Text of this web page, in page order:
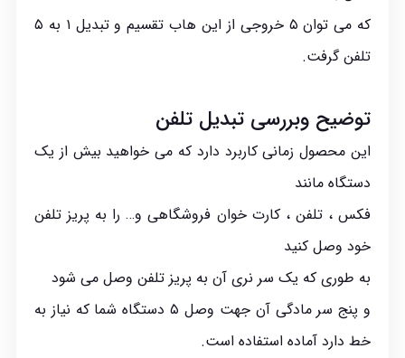
که می توان ۵ خروجی از این هاب تقسیم و تبدیل ۱ به ۵
تلفن گرفت.
توضیح وبررسی تبدیل تلفن
این محصول زمانی کاربرد دارد که می خواهید بیش از یک
دستگاه مانند
فکس ،تلفن ، کارت خوان فروشگاهی و… را به پریز تلفن
خود وصل کنید
به طوری که یک سر نری آن به پریز تلفن وصل می شود
و پنج سر مادگی آن جهت وصل ۵ دستگاه شما که نیاز به
خط دارد آماده استفاده است.